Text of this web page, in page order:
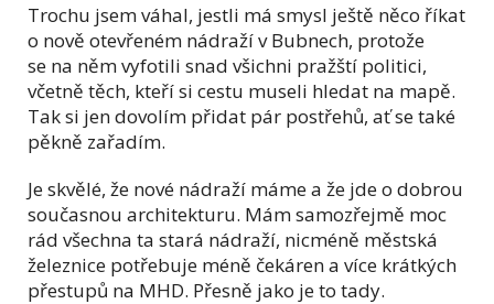
Trochu jsem váhal, jestli má smysl ještě něco říkat
o nově otevřeném nádraží v Bubnech, protože
se na něm vyfotili snad všichni pražští politici,
včetně těch, kteří si cestu museli hledat na mapě.
Tak si jen dovolím přidat pár postřehů, ať se také
pěkně zařadím.
Je skvělé, že nové nádraží máme a že jde o dobrou
současnou architekturu. Mám samozřejmě moc
rád všechna ta stará nádraží, nicméně městská
železnice potřebuje méně čekáren a více krátkých
přestupů na MHD. Přesně jako je to tady.